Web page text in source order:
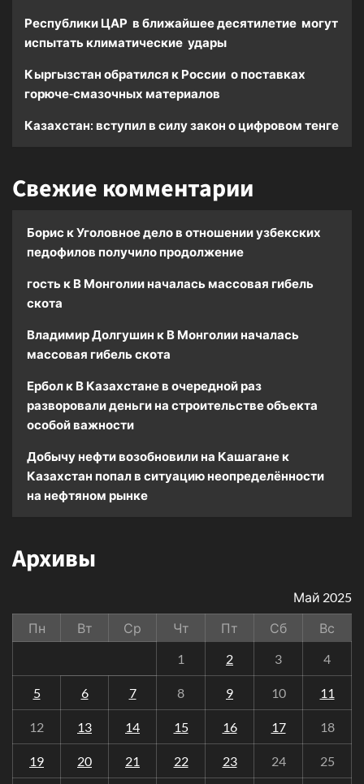
Республики ЦАР в ближайшее десятилетие могут
испытать климатические удары
Кыргызстан обратился к России о поставках
горюче-смазочных материалов
Казахстан: вступил в силу закон о цифровом тенге
Свежие комментарии
Борис кУголовное дело в отношении узбекских
педофилов получило продолжение
гость к В Монголии началась массовая гибель
скота
Владимир Долгушин к В Монголии началась
массовая гибель скота
Ербол к В Казахстане в очередной раз
разворовали деньги на строительстве объекта
особой важности
Добычу нефти возобновили на Кашагане к
Казахстан попал в ситуацию неопределённости
на нефтяном рынке
Архивы
Май 2025
Пн
Вт Ср Чт Пт Сб
Вс
1
2 3 4
5 6 7 8 9 10 11
12 13 14 15 16 17 18
19 20 21 22 23 24 25